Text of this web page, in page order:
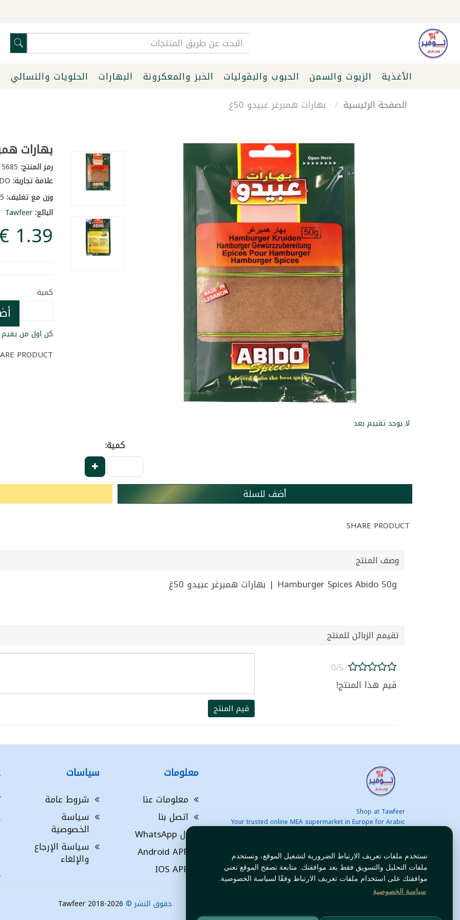
نستخدم ملفات تعريف الارتباط الضرورية لتشغيل الموقع، ونستخدم
ملفات التحليل والتسويق فقط بعد موافقتك. متابعة تصفح الموقع تعني
موافقتك على استخدام ملفات تعريف الارتباط وفقًا لسياسة الخصوصية.
سياسة الخصوصية
الأغذية الزيوت والسمن الحبوب والبقوليات الخبز والمعكرونة البهارات الحلويات والتسالي
الصفحة الرئيسية
بهارات همبرغر عبيدو 50غ
بهارات
رمز المنتج:5685
علامة تجارية:ABIDO
وزن مع تغليف:0.55 كغ
البائع:Tawfeer
كمية
كن اول من يقيم
PRODUCT
لا يوجد تقييم بعد
كمية:
أضف للسلة
SHARE PRODUCT
وصف المنتج
Hamburger Spices Abido 50g | بهارات همبرغر عبيدو 50غ
تقيمم الزبائن للمنتج
0/5
قيم هذا المنتج!
قيم المنتج
Shop at Tawfeer
Your trusted online MEA supermarket in Europe for Arabic
معلومات
معلومات عنا
اتصل بنا
ال WhatsApp
Android APP
IOS APP
سياسات
شروط عامة
سياسة
الخصوصية
سياسة الإرجاع
والإلغاء
حقوق النشر © Tawfeer 2018-2026